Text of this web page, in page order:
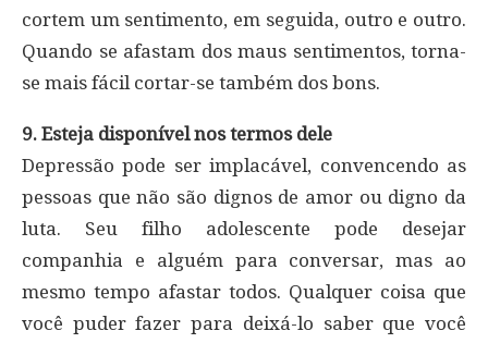
cortem um sentimento, em seguida, outro e outro.
Quando se afastam dos maus sentimentos, torna-
se mais fácil cortar-se também dos bons.
9. Esteja disponível nos termos dele
Depressão pode ser implacável, convencendo as
pessoas que não são dignos de amor ou digno da
luta. Seu filho adolescente pode desejar
companhia e alguém para conversar, mas ao
mesmo tempo afastar todos. Qualquer coisa que
você puder fazer para deixá-lo saber que você